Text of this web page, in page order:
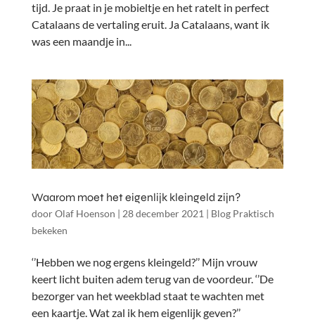
tijd. Je praat in je mobieltje en het ratelt in perfect
Catalaans de vertaling eruit. Ja Catalaans, want ik
was een maandje in...
Waarom moet het eigenlijk kleingeld zijn?
doorOlaf Hoenson | 28 december 2021 | Blog Praktisch
bekeken
‘’Hebben we nog ergens kleingeld?’’ Mijn vrouw
keert licht buiten adem terug van de voordeur. ‘’De
bezorger van het weekblad staat te wachten met
een kaartje. Wat zal ik hem eigenlijk geven?’’